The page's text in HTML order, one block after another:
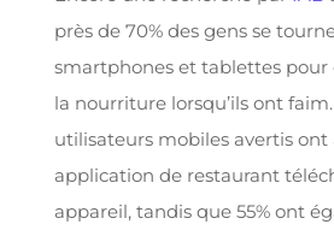
près de 70% des gens se
smartphones et tablettes
la nourriture lorsqu’ils ont
utilisateurs mobiles avertis
application de restaurant
appareil, tandis que 55% ont